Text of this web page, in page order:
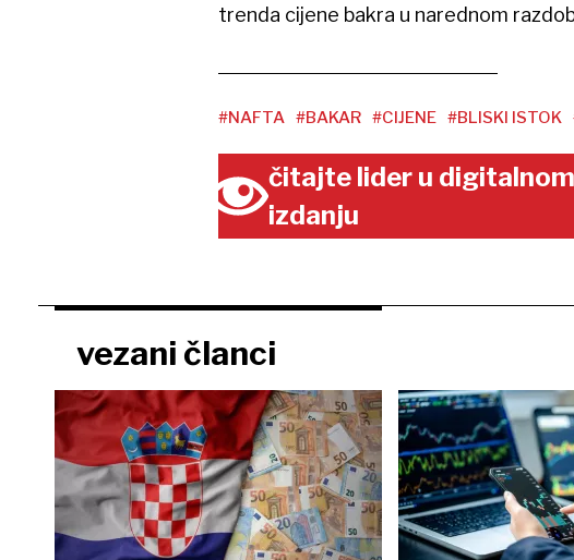
trenda cijene bakra u narednom
#NAFTA #BAKAR #CIJENE #BLISKI ISTOK
čitajte lider u digitalnom
izdanju
vezani članci